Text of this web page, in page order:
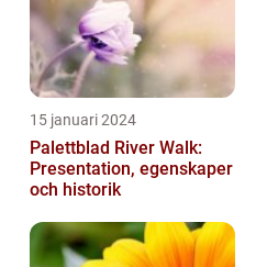
15 januari 2024
Palettblad River Walk:
Presentation, egenskaper
och historik